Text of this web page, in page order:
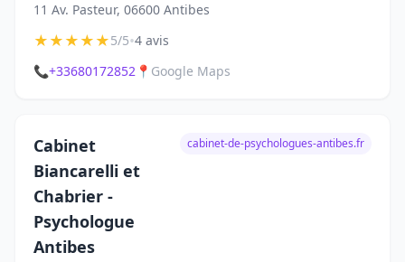
11 Av. Pasteur, 06600 Antibes
★★★★★5/5•4 avis
📞+33680172852 📍 Google Maps
Cabinet
Biancarelli et
Chabrier -
Psychologue
Antibes
cabinet-de-psychologues-antibes.fr